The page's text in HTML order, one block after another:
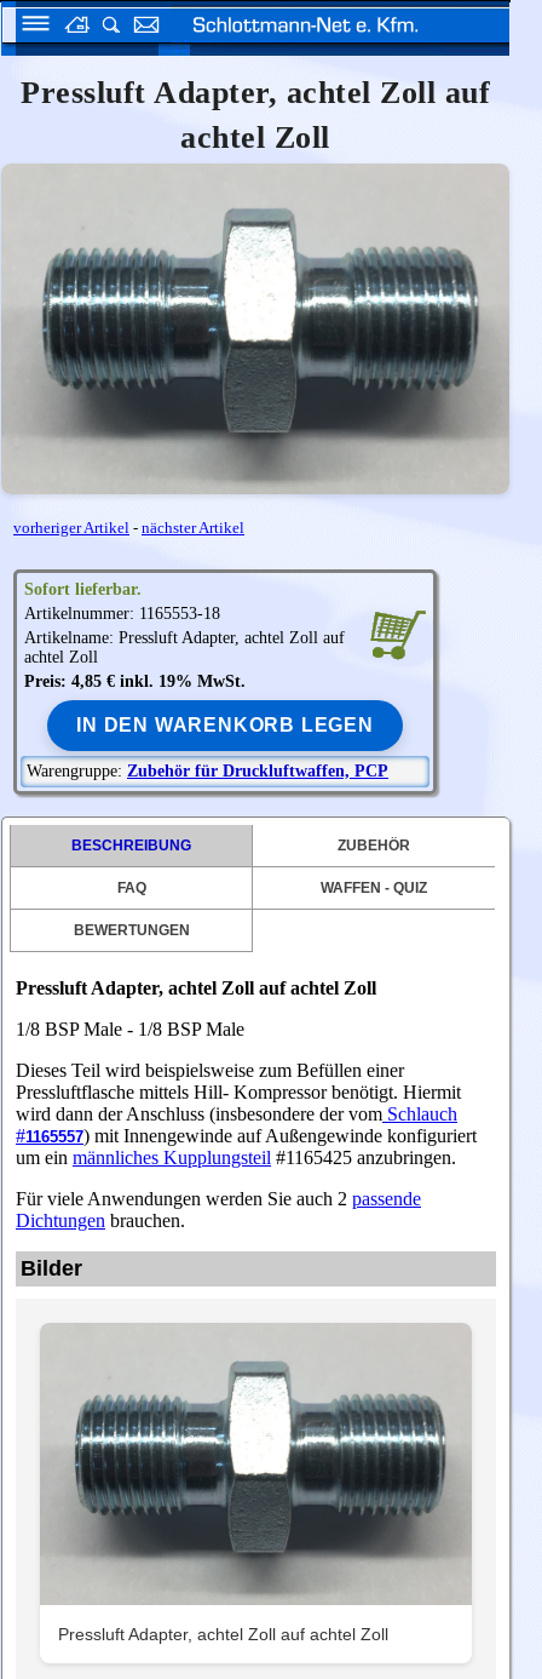
Pressluft Adapter, achtel Zoll auf
achtel Zoll
vorheriger Artikel - nächster Artikel
Sofort lieferbar.
Artikelnummer: 1165553-18
Artikelname: Pressluft Adapter, achtel Zoll auf
achtel Zoll
Preis: 4,85 € inkl. 19% MwSt.
IN DEN WARENKORB LEGEN
Warengruppe: Zubehör für Druckluftwaffen, PCP
BESCHREIBUNG ZUBEHÖR
FAQ WAFFEN - QUIZ
BEWERTUNGEN
Pressluft Adapter, achtel Zoll auf achtel Zoll
1/8 BSP Male - 1/8 BSP Male
Dieses Teil wird beispielsweise zum Befüllen einer
Pressluftflasche mittels Hill- Kompressor benötigt. Hiermit
wird dann der Anschluss (insbesondere der vom Schlauch
#1165557) mit Innengewinde auf Außengewinde konfiguriert
um ein männliches Kupplungsteil #1165425 anzubringen.
Für viele Anwendungen werden Sie auch 2 passende
Dichtungen brauchen.
Bilder
Pressluft Adapter, achtel Zoll auf achtel Zoll